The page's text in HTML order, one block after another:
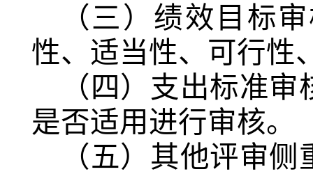
（三）绩效目标
性、适当性、可行性
（四）支出标准
是否适用进行审核。
（五）其他评审